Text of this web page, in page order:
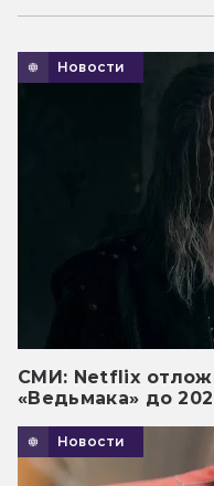
Новости
СМИ: Netflix
«Ведьмака» до
Новости